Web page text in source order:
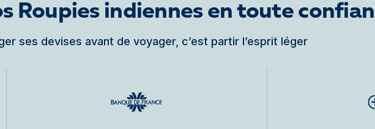
Roupies indiennes en toute
ses devises avant de voyager, c’est partir l’esprit léger